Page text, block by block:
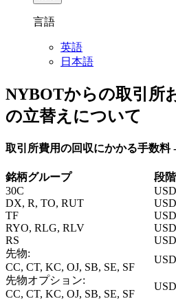
言語
英語
日本語
NYBOTからの取引所
の立替えについて
取引所費用の回収にかかる手数料
銘柄グループ
段
30C
USD
DX, R, TO, RUT
USD
TF
USD
RYO, RLG, RLV
USD
RS
USD
先物:
CC, CT, KC, OJ, SB, SE, SF
USD
先物オプション:
CC, CT, KC, OJ, SB, SE, SF
USD